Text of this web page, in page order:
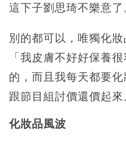
這下子劉思琦不樂意了
別的都可以，唯獨化妝
「我皮膚不好好保養
的，而且我每天都要
跟節目組討價還價起來
化妝品風波